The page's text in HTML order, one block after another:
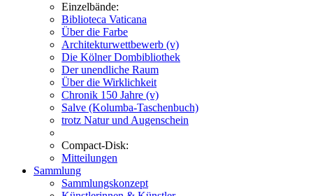
Einzelbände:
Biblioteca Vaticana
Über die Farbe
Architekturwettbewerb (v)
Die Kölner Dombibliothek
Der unendliche Raum
Über die Wirklichkeit
Chronik 150 Jahre (v)
Salve (Kolumba-Taschenbuch)
trotz Natur und Augenschein
Compact-Disk:
Mitteilungen
Sammlung
Sammlungskonzept